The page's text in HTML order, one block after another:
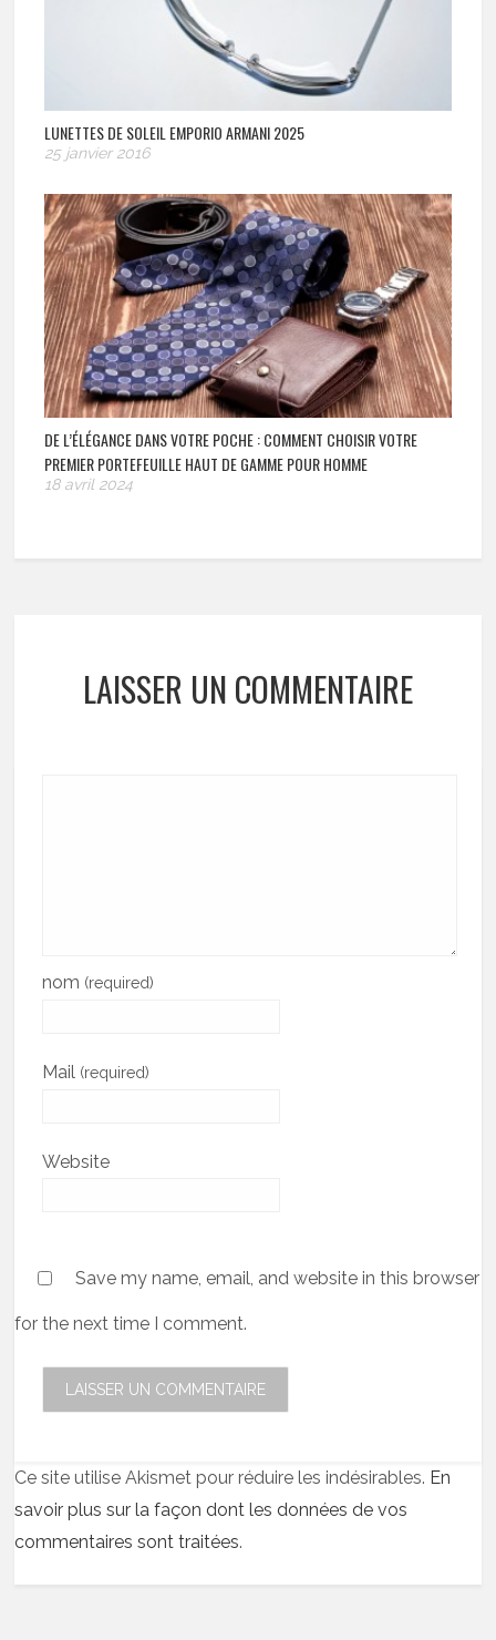
LUNETTES DE SOLEIL EMPORIO ARMANI 2025
25 janvier 2016
DE L’ÉLÉGANCE DANS VOTRE POCHE : COMMENT CHOISIR VOTRE
PREMIER PORTEFEUILLE HAUT DE GAMME POUR HOMME
18 avril 2024
LAISSER UN COMMENTAIRE
nom (required)
Mail (required)
Website
Save my name, email, and website in this browser
for the next time I comment.
Ce site utilise Akismet pour réduire les indésirables. En
savoir plus sur la façon dont les données de vos
commentaires sont traitées.